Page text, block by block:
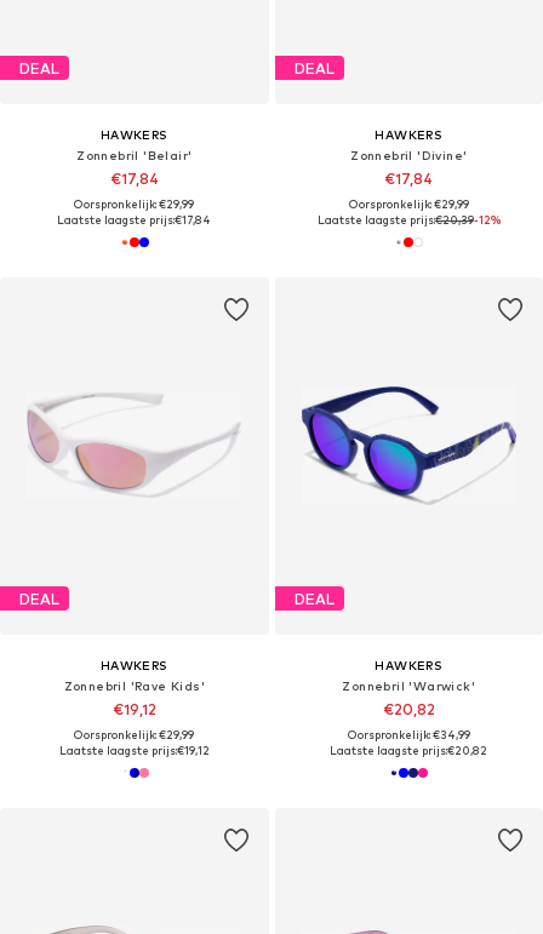
DEAL
HAWKERS
Zonnebril 'Belair'
€17,84
Oorspronkelijk: €29,99
Laatste laagste prijs:€17,84
DEAL
HAWKERS
Zonnebril 'Divine'
€17,84
Oorspronkelijk: €29,99
Laatste laagste prijs:€20,39-12%
DEAL
HAWKERS
Zonnebril 'Rave Kids'
€19,12
Oorspronkelijk: €29,99
Laatste laagste prijs:€19,12
DEAL
HAWKERS
Zonnebril 'Warwick'
€20,82
Oorspronkelijk: €34,99
Laatste laagste prijs:€20,82